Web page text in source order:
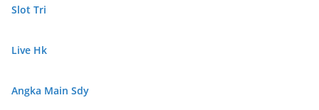
Slot Tri
Live Hk
Angka Main Sdy